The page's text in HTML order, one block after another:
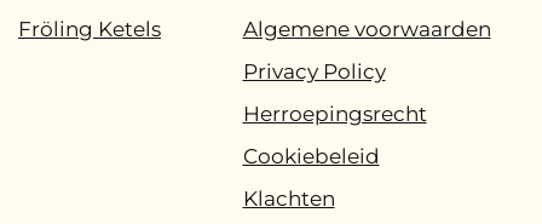
Fröling Ketels
Algemene voorwaarden
Privacy Policy
Herroepingsrecht
Cookiebeleid
Klachten